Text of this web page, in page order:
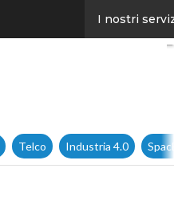
I nostri
Telco Industria 4.0